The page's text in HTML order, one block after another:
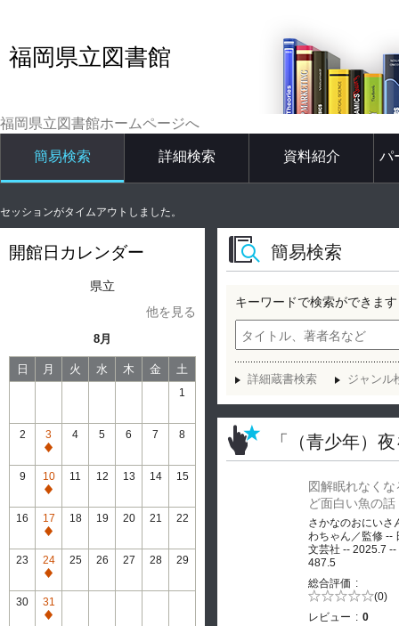
福岡県立図書館
福岡県立図書館ホームページへ
簡易検索 詳細検索 資料紹介 パ
セッションがタイムアウトしました。
開館日カレンダー
県立
他を見る
8月
日 月 火 水 木 金 土
1
2
3
通
常
休
館
4 5 6 7 8
9
10
通
常
休
館
11 12 13 14 15
16
17
通
常
休
館
18 19 20 21 22
23
24
通
常
休
25 26 27 28 29
30
31
通
簡易検索
キーワードで検索ができます
詳細蔵書検索 ジャンル
「（青少年）
図解眠れなくな
ど面白い魚の話
さかなのおにいさ
わちゃん／監修 --
文芸社 -- 2025.7 --
487.5
総合評価
5段階評価の (0)
レビュー
0